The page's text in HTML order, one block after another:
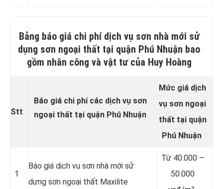
Bảng báo giá chi phí dịch vụ sơn nhà mới sử
dụng sơn ngoại thất tại quận Phú Nhuận bao
gồm nhân công và vật tư của Huy Hoàng
Stt
Báo giá chi phí các dịch vụ sơn
ngoại thất tại quận Phú Nhuận
Mức giá dịch
vụ sơn ngoại
thất tại quận
Phú Nhuận
1
Báo giá dịch vụ sơn nhà mới sử
dựng sơn ngoại thất Maxilite
Từ 40.000 –
50.000